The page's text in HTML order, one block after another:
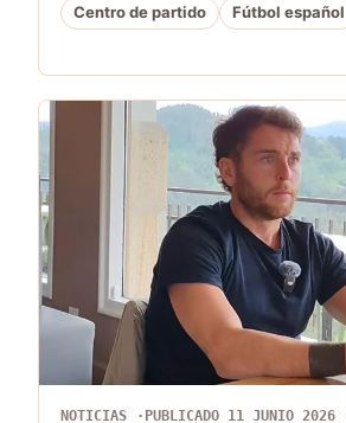
Centro de partido Fútbol español
NOTICIAS PUBLICADO 11 JUNIO 2026